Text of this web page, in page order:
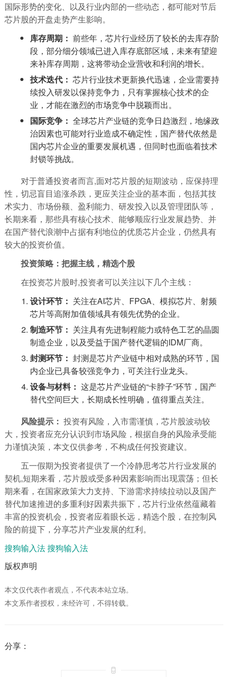
国际形势的变化、以及行业内部的一些动态，都可能对节后
芯片股的开盘走势产生影响。
库存周期： 前些年，芯片行业经历了较长的去库存阶
段，部分细分领域已进入库存底部区域，未来有望迎
来补库存周期，这将带动企业营收和利润的增长。
技术迭代： 芯片行业技术更新换代迅速，企业需要持
续投入研发以保持竞争力，只有掌握核心技术的企
业，才能在激烈的市场竞争中脱颖而出。
国际竞争： 全球芯片产业链的竞争日趋激烈，地缘政
治因素也可能对行业造成不确定性，国产替代依然是
国内芯片企业的重要发展机遇，但同时也面临着技术
封锁等挑战。
对于普通投资者而言,面对芯片股的短期波动，应保持理
性，切忌盲目追涨杀跌，更应关注企业的基本面，包括其技
术实力、市场份额、盈利能力、研发投入以及管理团队等，
长期来看，那些具有核心技术、能够顺应行业发展趋势、并
在国产替代浪潮中占据有利地位的优质芯片企业，仍然具有
较大的投资价值。
投资策略：把握主线，精选个股
在投资芯片股时,投资者可以关注以下几个主线：
设计环节： 关注在AI芯片、FPGA、模拟芯片、射频
芯片等高附加值领域具有领先优势的企业。
制造环节： 关注具有先进制程能力或特色工艺的晶圆
制造企业，以及受益于国产替代逻辑的IDM厂商。
封测环节： 封测是芯片产业链中相对成熟的环节，国
内企业已具备较强竞争力，可关注行业龙头。
设备与材料： 这是芯片产业链的“卡脖子”环节，国产
替代空间巨大，长期成长性明确，值得重点关注。
风险提示： 投资有风险，入市需谨慎，芯片股波动较
大，投资者应充分认识到市场风险，根据自身的风险承受能
力谨慎决策，本文仅供参考，不构成任何投资建议。
五一假期为投资者提供了一个冷静思考芯片行业发展的
契机,短期来看，芯片股或受多种因素影响而出现震荡；但长
期来看，在国家政策大力支持、下游需求持续拉动以及国产
替代加速推进的多重利好因素共振下，芯片行业依然蕴藏着
丰富的投资机会，投资者应着眼长远，精选个股，在控制风
险的前提下，分享芯片产业发展的红利。
搜狗输入法搜狗输入法
版权声明
本文仅代表作者观点，不代表本站立场。
本文系作者授权，未经许可，不得转载。
分享：